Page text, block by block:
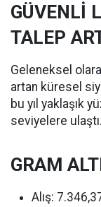
GÜVENLİ
TALEP
Geleneksel
artan küresel
bu yıl yaklaşık
seviyelere ulaştı.
GRAM
Alış: